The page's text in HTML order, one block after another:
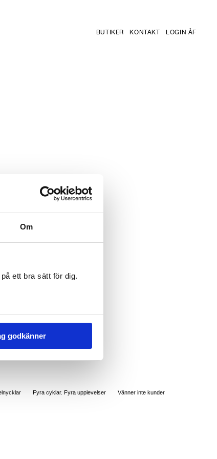
Om
ett bra sätt för dig.
godkänner
BUTIKER KONTAKT LOGIN ÅF
Fyra cyklar. Fyra upplevelser
Vänner inte kunder